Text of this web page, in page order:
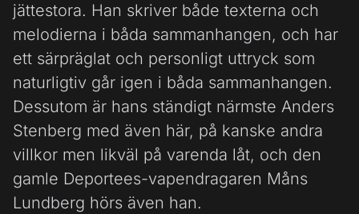
jättestora. Han skriver både texterna och
melodierna i båda sammanhangen, och har
ett särpräglat och personligt uttryck som
naturligtiv går igen i båda sammanhangen.
Dessutom är hans ständigt närmste Anders
Stenberg med även här, på kanske andra
villkor men likväl på varenda låt, och den
gamle Deportees-vapendragaren Måns
Lundberg hörs även han.